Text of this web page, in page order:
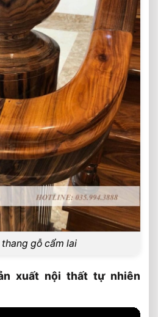
thang gỗ cẩm lai
xuất nội thất tự nhiên